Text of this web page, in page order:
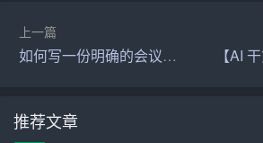
五、文采飞扬、语言生动
泼性，善于运用修辞手法，提高讲话的
上一篇
如何写一份明确的会议通知的公文
推荐文章